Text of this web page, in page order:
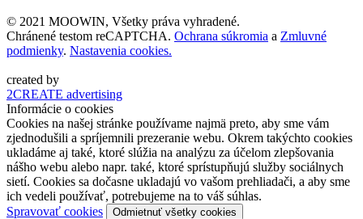
© 2021 MOOWIN, Všetky práva vyhradené.
Chránené testom reCAPTCHA. Ochrana súkromia a Zmluvné
podmienky. Nastavenia cookies.
created by
2CREATE advertising
Informácie o cookies
Cookies na našej stránke používame najmä preto, aby sme vám
zjednodušili a spríjemnili prezeranie webu. Okrem takýchto cookies
ukladáme aj také, ktoré slúžia na analýzu za účelom zlepšovania
nášho webu alebo napr. také, ktoré sprístupňujú služby sociálnych
sietí. Cookies sa dočasne ukladajú vo vašom prehliadači, a aby sme
ich vedeli používať, potrebujeme na to váš súhlas.
Spravovať cookies
Odmietnuť všetky cookies